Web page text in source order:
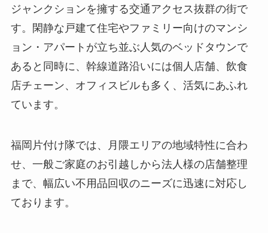
ジャンクションを擁する交通アクセス抜群の街で
す。閑静な戸建て住宅やファミリー向けのマンシ
ョン・アパートが立ち並ぶ人気のベッドタウンで
あると同時に、幹線道路沿いには個人店舗、飲食
店チェーン、オフィスビルも多く、活気にあふれ
ています。
福岡片付け隊では、月隈エリアの地域特性に合わ
せ、一般ご家庭のお引越しから法人様の店舗整理
まで、幅広い不用品回収のニーズに迅速に対応し
ております。